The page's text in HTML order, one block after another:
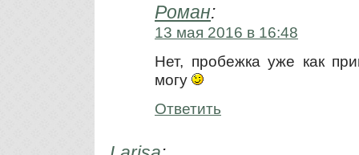
Роман:
13 мая 2016 в 16:48
Нет, пробежка уже как
могу
Ответить